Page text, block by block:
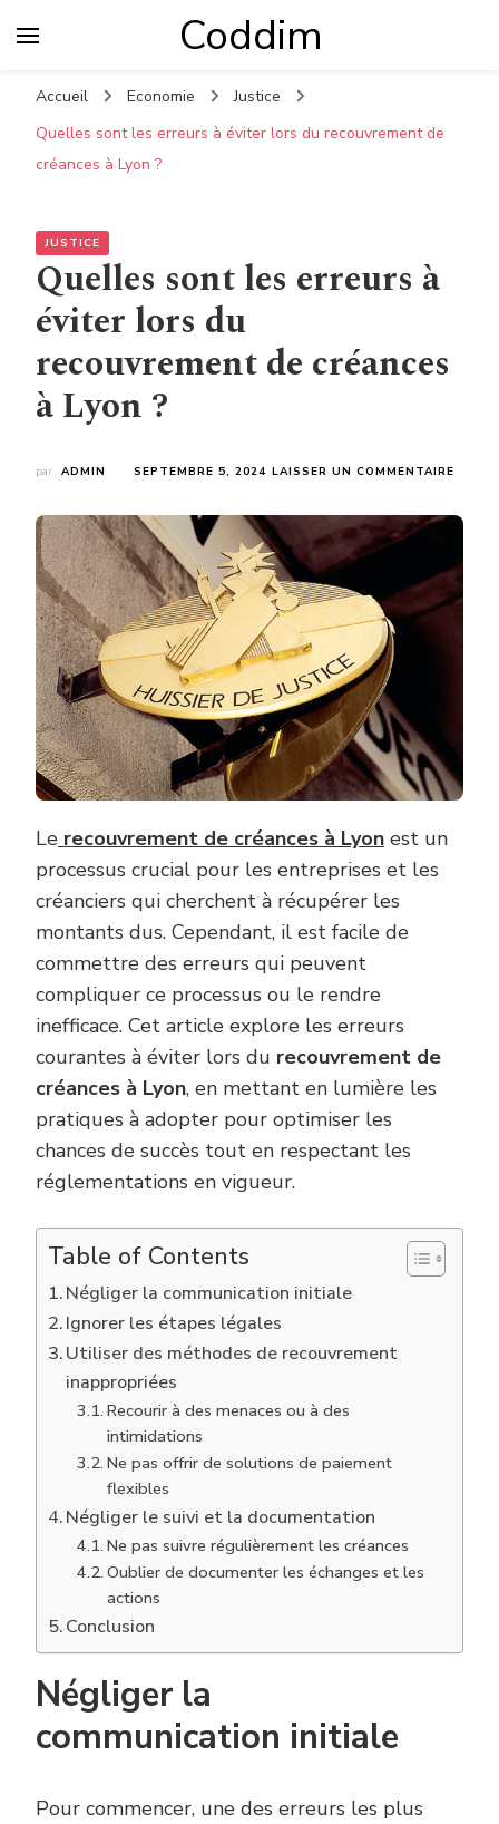
Coddim
Accueil Economie
Justice
Quelles sont les erreurs à éviter lors du recouvrement de
créances à Lyon ?
JUSTICE
Quelles sont les erreurs à
éviter lors du
recouvrement de créances
à Lyon ?
par ADMIN SEPTEMBRE 5, 2024 LAISSER UN COMMENTAIRE
À
?
Le recouvrement de créances à Lyon est un
processus crucial pour les entreprises et les
créanciers qui cherchent à récupérer les
montants dus. Cependant, il est facile de
commettre des erreurs qui peuvent
compliquer ce processus ou le rendre
inefficace. Cet article explore les erreurs
courantes à éviter lors du recouvrement de
créances à Lyon, en mettant en lumière les
pratiques à adopter pour optimiser les
chances de succès tout en respectant les
réglementations en vigueur.
Table of Contents
Négliger la communication initiale
Ignorer les étapes légales
Utiliser des méthodes de recouvrement
inappropriées
Recourir à des menaces ou à des
intimidations
Ne pas offrir de solutions de paiement
flexibles
Négliger le suivi et la documentation
Ne pas suivre régulièrement les créances
Oublier de documenter les échanges et les
actions
Conclusion
Négliger la
communication initiale
Pour commencer, une des erreurs les plus